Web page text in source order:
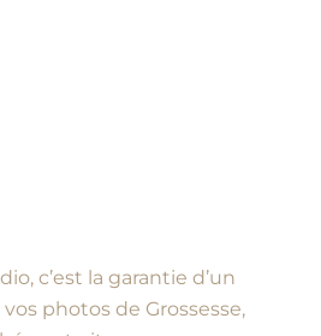
c’est la garantie d’un
photos de Grossesse,